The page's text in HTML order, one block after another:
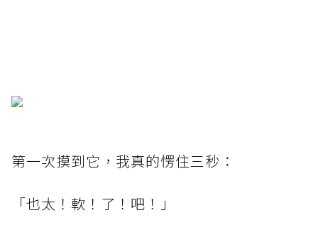
第一次摸到它，我真的愣住三秒：
「也太！軟！了！吧！」